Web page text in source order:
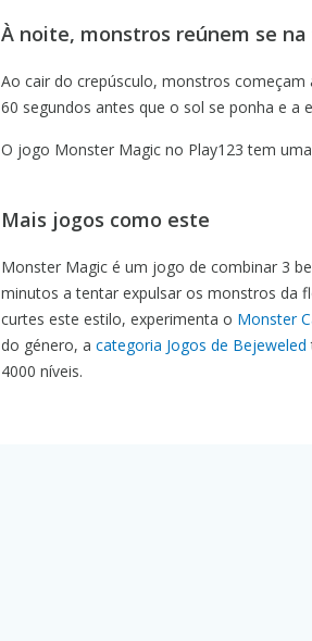
À noite, monstros reúnem se
Ao cair do crepúsculo, monstros
60 segundos antes que o sol se ponha e a
O jogo Monster Magic no Play123 tem
Mais jogos como este
Monster Magic é um jogo de combinar 3
minutos a tentar expulsar os monstros da
curtes este estilo, experimenta o Monster
do género, a categoria Jogos de Bejeweled
4000 níveis.